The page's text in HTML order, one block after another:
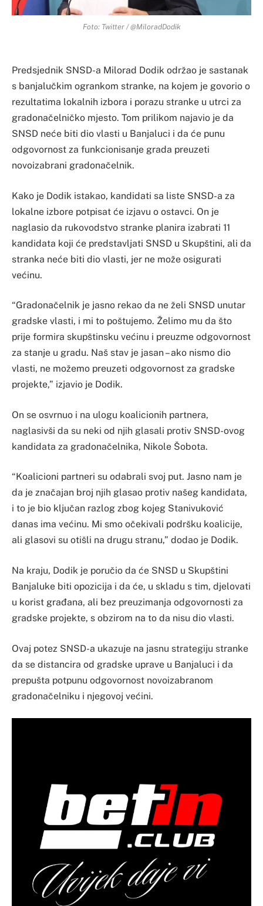
Foto: Twitter / @MiloradDodik
Predsjednik SNSD-a Milorad Dodik održao je sastanak
s banjalučkim ogrankom stranke, na kojem je govorio o
rezultatima lokalnih izbora i porazu stranke u utrci za
gradonačelničko mjesto. Tom prilikom najavio je da
SNSD neće biti dio vlasti u Banjaluci i da će punu
odgovornost za funkcionisanje grada preuzeti
novoizabrani gradonačelnik.
Kako je Dodik istakao, kandidati sa liste SNSD-a za
lokalne izbore potpisat će izjavu o ostavci. On je
naglasio da rukovodstvo stranke planira izabrati 11
kandidata koji će predstavljati SNSD u Skupštini, ali da
stranka neće biti dio vlasti, jer ne može osigurati
većinu.
“Gradonačelnik je jasno rekao da ne želi SNSD unutar
gradske vlasti, i mi to poštujemo. Želimo mu da što
prije formira skupštinsku većinu i preuzme odgovornost
za stanje u gradu. Naš stav je jasan – ako nismo dio
vlasti, ne možemo preuzeti odgovornost za gradske
projekte,” izjavio je Dodik.
On se osvrnuo i na ulogu koalicionih partnera,
naglasivši da su neki od njih glasali protiv SNSD-ovog
kandidata za gradonačelnika, Nikole Šobota.
“Koalicioni partneri su odabrali svoj put. Jasno nam je
da je značajan broj njih glasao protiv našeg kandidata,
i to je bio ključan razlog zbog kojeg Stanivuković
danas ima većinu. Mi smo očekivali podršku koalicije,
ali glasovi su otišli na drugu stranu,” dodao je Dodik.
Na kraju, Dodik je poručio da će SNSD u Skupštini
Banjaluke biti opozicija i da će, u skladu s tim, djelovati
u korist građana, ali bez preuzimanja odgovornosti za
gradske projekte, s obzirom na to da nisu dio vlasti.
Ovaj potez SNSD-a ukazuje na jasnu strategiju stranke
da se distancira od gradske uprave u Banjaluci i da
prepušta potpunu odgovornost novoizabranom
gradonačelniku i njegovoj većini.